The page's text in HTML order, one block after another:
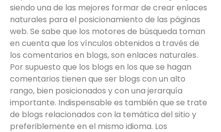
siendo una de las mejores formar de crear enlaces
naturales para el posicionamiento de las páginas
web. Se sabe que los motores de búsqueda toman
en cuenta que los vínculos obtenidos a través de
los comentarios en blogs, son enlaces naturales.
Por supuesto que los blogs en los que se hagan
comentarios tienen que ser blogs con un alto
rango, bien posicionados y con una jerarquía
importante. Indispensable es también que se trate
de blogs relacionados con la temática del sitio y
preferiblemente en el mismo idioma. Los